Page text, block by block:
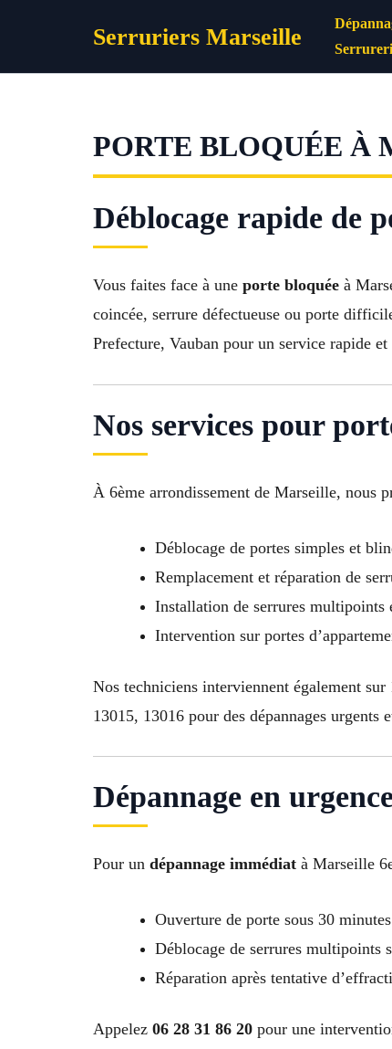
Serruriers Marseille
PORTE BLOQUÉE À
Déblocage rapide de
Vous faites face à une porte bloquée à
coincée, serrure défectueuse ou porte
Prefecture, Vauban pour un service rapide
Nos services pour
À 6ème arrondissement de Marseille, nous
Déblocage de portes simples et
Remplacement et réparation de
Installation de serrures multipoints
Intervention sur portes
Nos techniciens interviennent également
13015, 13016 pour des dépannages urgents
Dépannage en
Pour un dépannage immédiat à Marseille
Ouverture de porte sous 30 minutes
Déblocage de serrures multipoints
Réparation après tentative
Appelez 06 28 31 86 20 pour une